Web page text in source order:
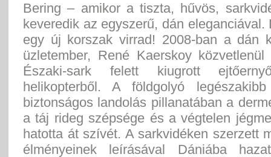
Bering – amikor a tiszta, hűvös,
keveredik az egyszerű, dán eleganciával.
egy új korszak virrad! 2008-ban a dán
üzletember, René Kaerskoy
Északi-sark felett kiugrott
helikopterből. A földgolyó
biztonságos landolás pillanatában a
a táj rideg szépsége és a végtelen
hatotta át szívét. A sarkvidéken szerzett
élményeinek leírásával Dániába